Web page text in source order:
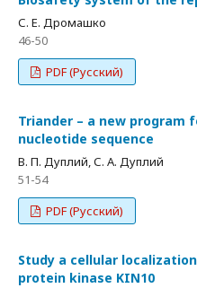
С. Е. Дромашко
46-50
PDF (Русский)
Triander – a new program
nucleotide sequence
В. П. Дуплий, С. А. Дуплий
51-54
PDF (Русский)
Study а cellular
protein kinase KIN10